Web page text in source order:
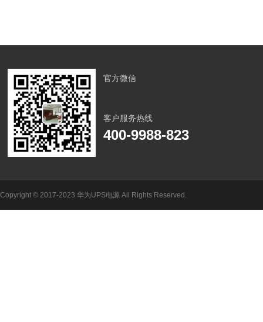
官方微信
客户服务热线
400-9988-823
Copyright © 2017-2023 华为UPS电源 All Rights Reserved.